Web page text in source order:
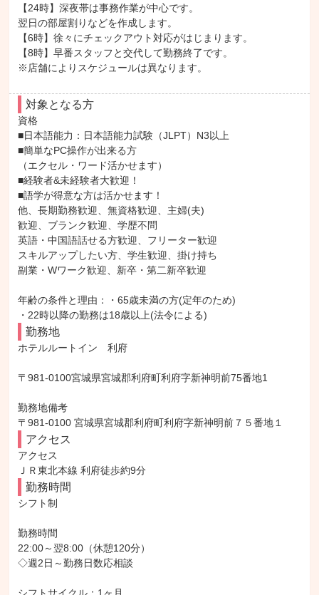
【24時】深夜帯は事務作業が中心です。
翌日の部屋割りなどを作成します。
【6時】徐々にチェックアウト対応がはじまります。
【8時】早番スタッフと交代して勤務終了です。
※店舗によりスケジュールは異なります。
対象となる方
資格
■日本語能力：日本語能力試験（JLPT）N3以上
■簡単なPC操作が出来る方
（エクセル・ワード活かせます）
■経験者&未経験者大歓迎！
■語学が得意な方は活かせます！
他、長期勤務歓迎、無資格歓迎、主婦(夫)
歓迎、ブランク歓迎、学歴不問
英語・中国語話せる方歓迎、フリーター歓迎
スキルアップしたい方、学生歓迎、掛け持ち
副業・Wワーク歓迎、新卒・第二新卒歓迎
年齢の条件と理由：・65歳未満の方(定年のため)
・22時以降の勤務は18歳以上(法令による)
勤務地
ホテルルートイン　利府
〒981-0100宮城県宮城郡利府町利府字新神明前75番地1
勤務地備考
〒981-0100 宮城県宮城郡利府町利府字新神明前７５番地１
アクセス
アクセス
ＪＲ東北本線 利府徒歩約9分
勤務時間
シフト制
勤務時間
22:00～翌8:00（休憩120分）
◇週2日～勤務日数応相談